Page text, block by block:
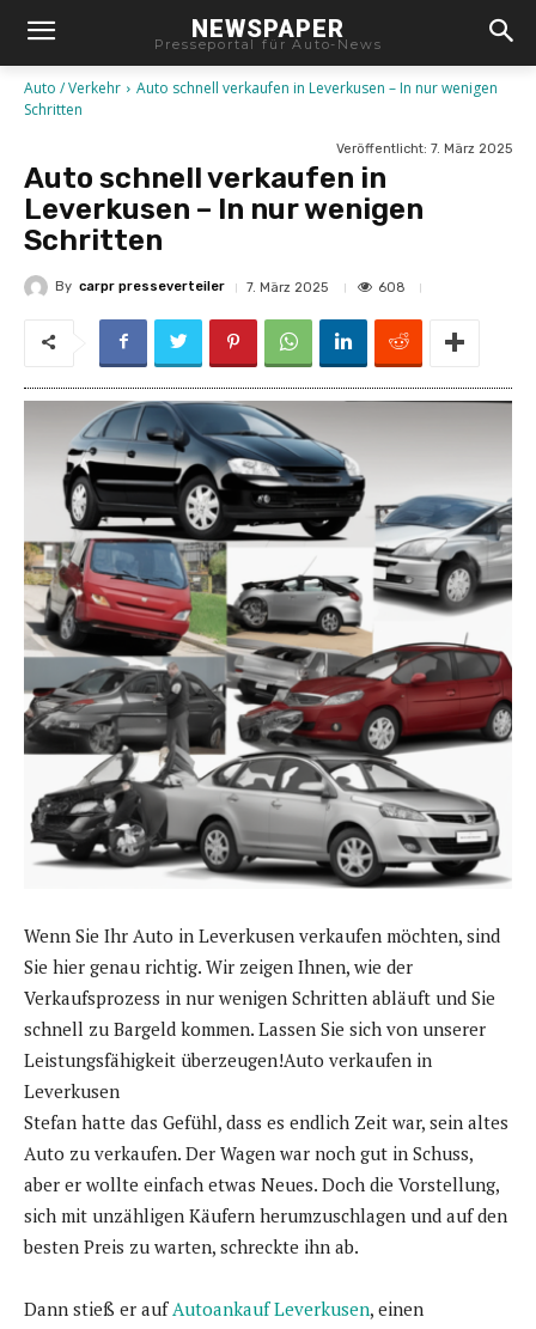
NEWSPAPER
Presseportal für Auto-News
Auto / Verkehr
Auto schnell verkaufen in Leverkusen – In nur wenigen
Schritten
Veröffentlicht: 7. März 2025
Auto schnell verkaufen in
Leverkusen – In nur wenigen
Schritten
By carpr presseverteiler 7. März 2025 608
Wenn Sie Ihr Auto in Leverkusen verkaufen möchten, sind
Sie hier genau richtig. Wir zeigen Ihnen, wie der
Verkaufsprozess in nur wenigen Schritten abläuft und Sie
schnell zu Bargeld kommen. Lassen Sie sich von unserer
Leistungsfähigkeit überzeugen!Auto verkaufen in
Leverkusen
Stefan hatte das Gefühl, dass es endlich Zeit war, sein altes
Auto zu verkaufen. Der Wagen war noch gut in Schuss,
aber er wollte einfach etwas Neues. Doch die Vorstellung,
sich mit unzähligen Käufern herumzuschlagen und auf den
besten Preis zu warten, schreckte ihn ab.
Dann stieß er auf Autoankauf Leverkusen, einen